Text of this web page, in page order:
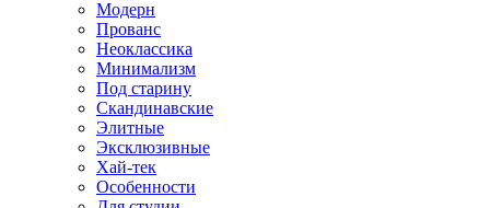
Модерн
Прованс
Неоклассика
Минимализм
Под старину
Скандинавские
Элитные
Эксклюзивные
Хай-тек
Особенности